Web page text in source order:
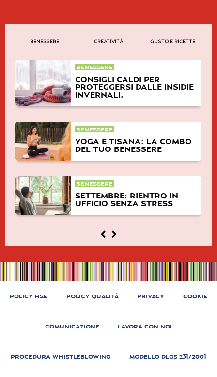
BENESSERE CREATIVITÀ GUSTO E RICETTE
BENESSERE
CONSIGLI CALDI PER
PROTEGGERSI DALLE INSIDIE
INVERNALI.
BENESSERE
YOGA E TISANA: LA COMBO
DEL TUO BENESSERE
BENESSERE
SETTEMBRE: RIENTRO IN
UFFICIO SENZA STRESS
POLICY HSE POLICY QUALITÁ PRIVACY COOKIE
COMUNICAZIONE LAVORA CON NOI
PROCEDURA WHISTLEBLOWING MODELLO DLGS 231/2001